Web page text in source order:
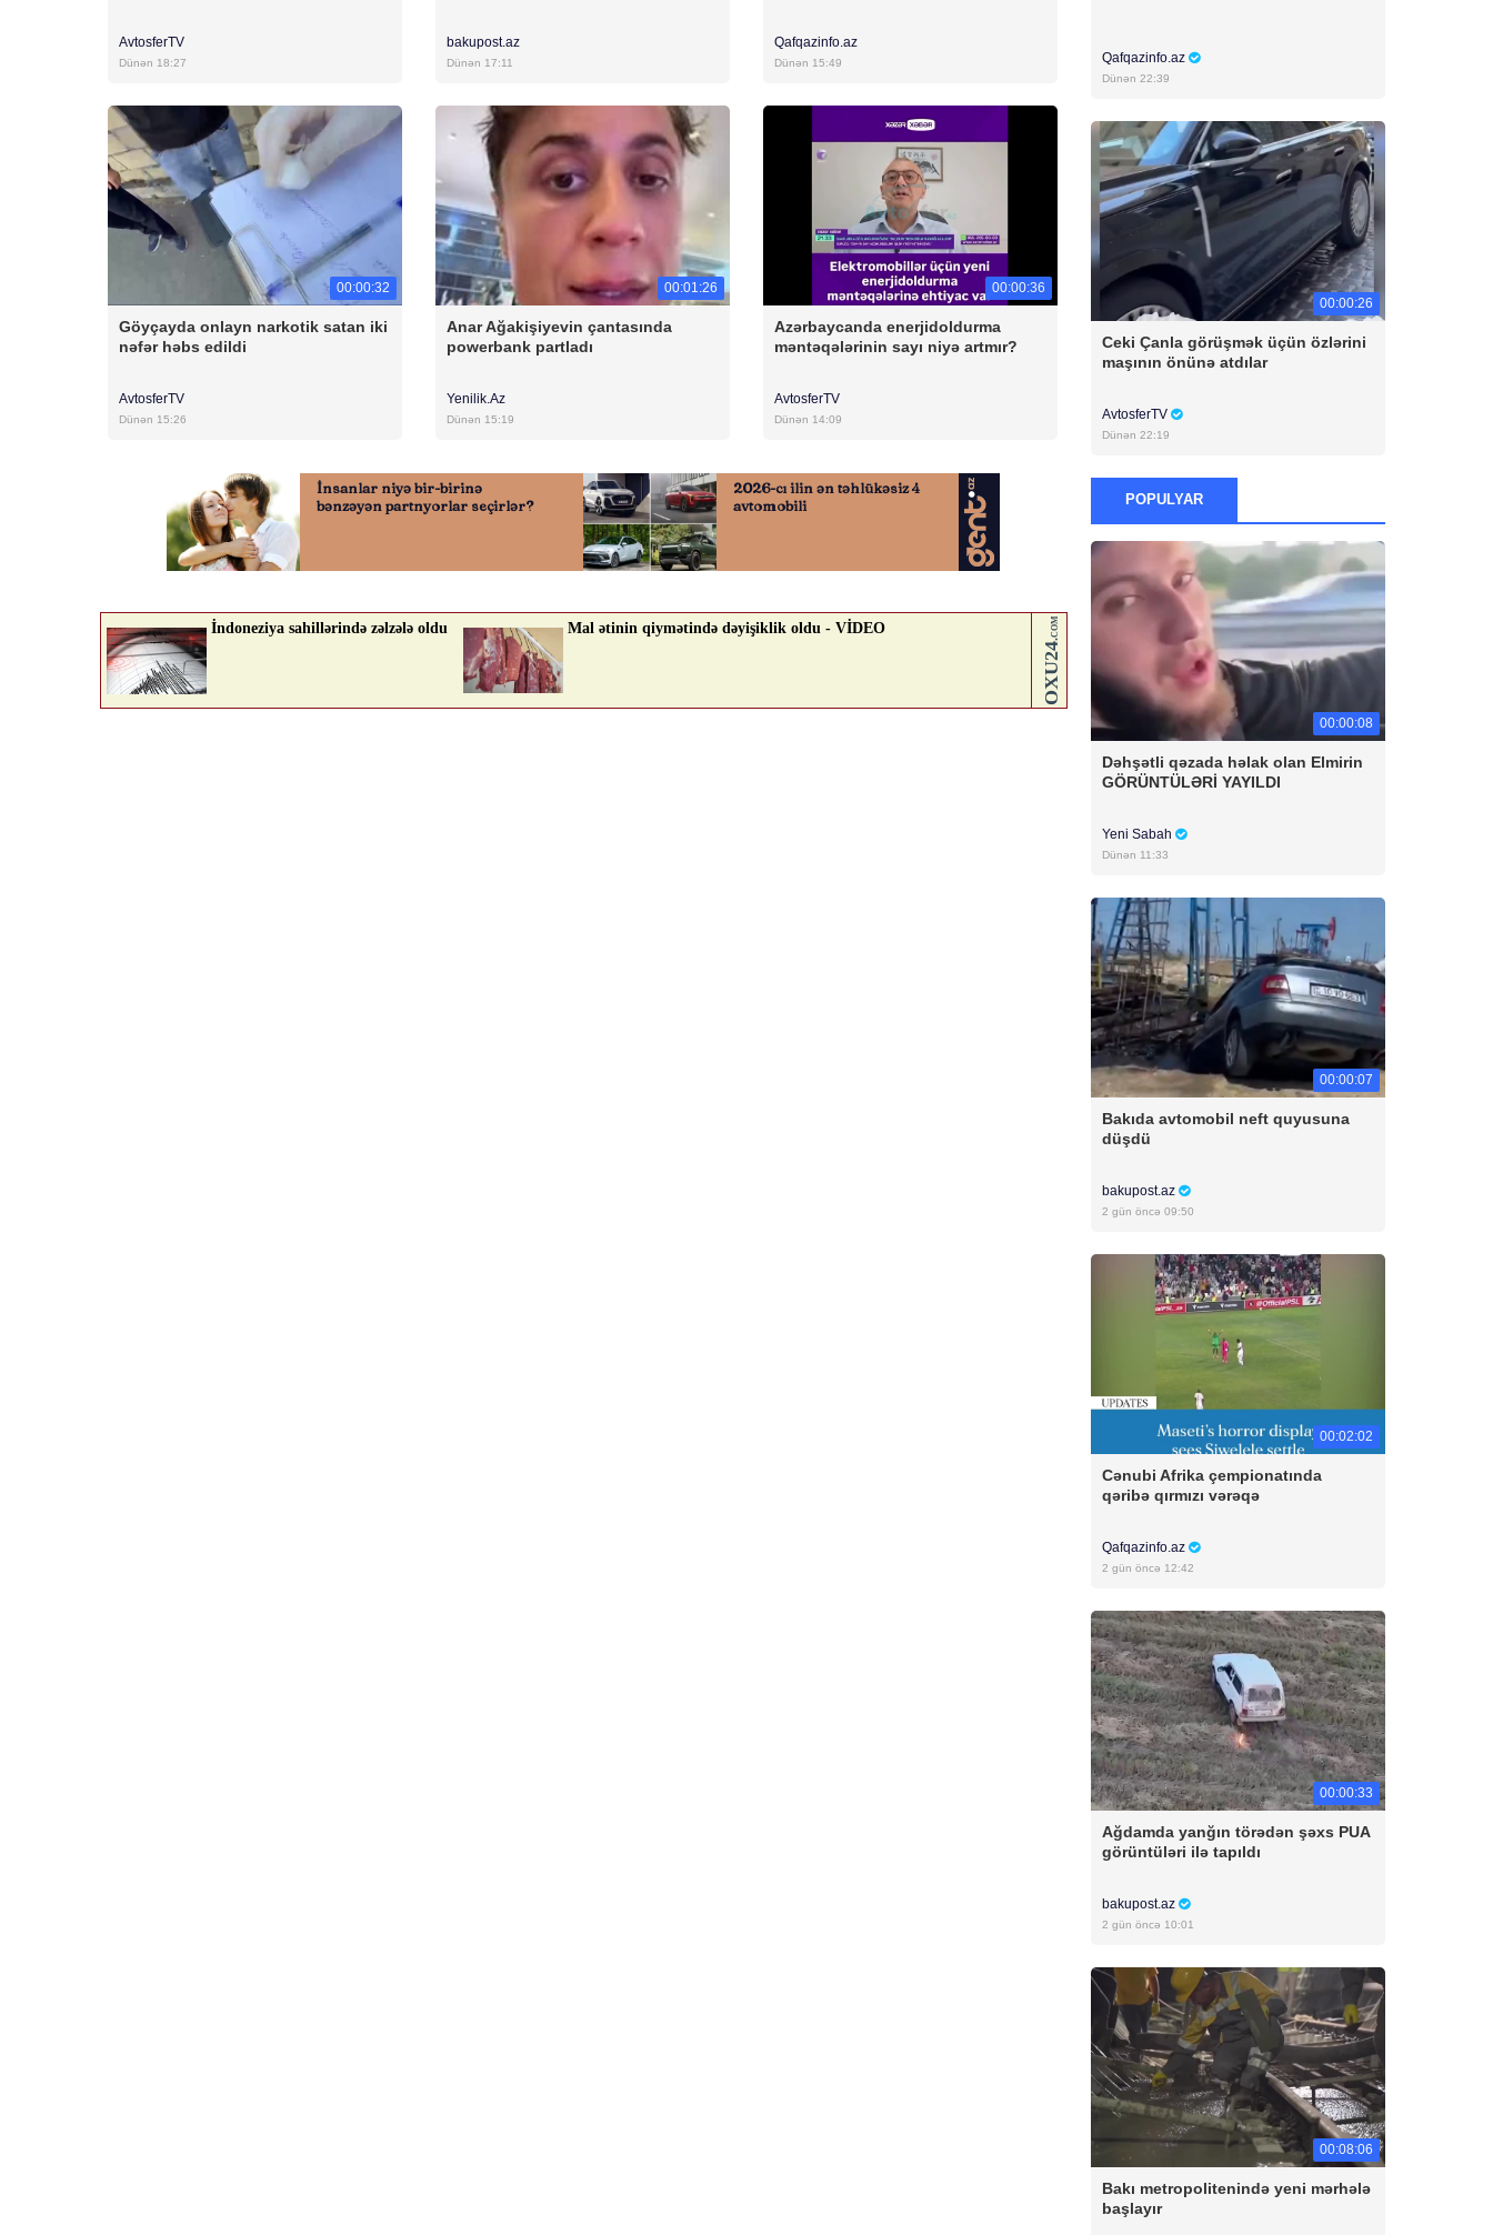
AvtosferTV
Dünən 18:27
bakupost.az
Dünən 17:11
Qafqazinfo.az
Dünən 15:49
00:00:32
Göyçayda onlayn narkotik satan iki
nəfər həbs edildi
AvtosferTV
Dünən 15:26
00:01:26
Anar Ağakişiyevin çantasında
powerbank partladı
Yenilik.Az
Dünən 15:19
00:00:36
Azərbaycanda enerjidoldurma
məntəqələrinin sayı niyə artmır?
AvtosferTV
Dünən 14:09
Qafqazinfo.az
Dünən 22:39
00:00:26
Ceki Çanla görüşmək üçün özlərini
maşının önünə atdılar
AvtosferTV
Dünən 22:19
POPULYAR
00:00:08
Dəhşətli qəzada həlak olan Elmirin
GÖRÜNTÜLƏRİ YAYILDI
Yeni Sabah
Dünən 11:33
00:00:07
Bakıda avtomobil neft quyusuna
düşdü
bakupost.az
2 gün öncə 09:50
00:02:02
Cənubi Afrika çempionatında
qəribə qırmızı vərəqə
Qafqazinfo.az
2 gün öncə 12:42
00:00:33
Ağdamda yanğın törədən şəxs PUA
görüntüləri ilə tapıldı
bakupost.az
2 gün öncə 10:01
00:08:06
Bakı metropolitenində yeni mərhələ
başlayır